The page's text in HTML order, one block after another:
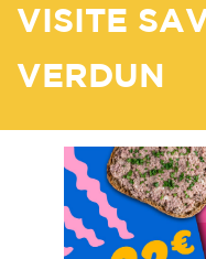
ESPACE
VISITE
VERDUN